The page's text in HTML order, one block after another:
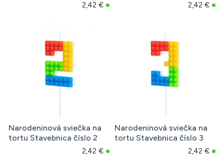
2,42 € 2,42 €
Narodeninová sviečka na
tortu Stavebnica číslo 2
2,42 €
Narodeninová sviečka na
tortu Stavebnica číslo 3
2,42 €